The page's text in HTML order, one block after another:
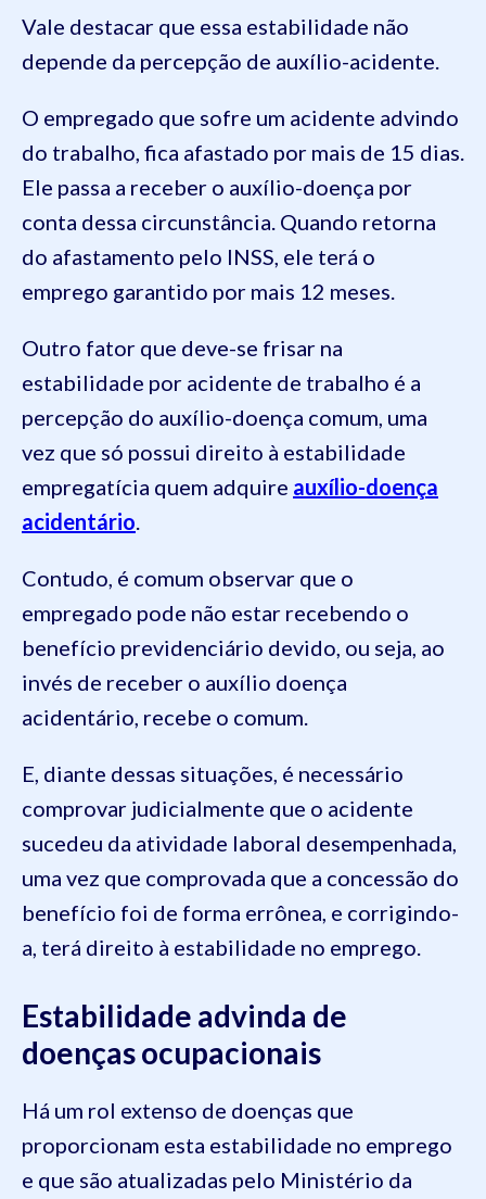
Vale destacar que essa estabilidade não
depende da percepção de auxílio-acidente.
O empregado que sofre um acidente advindo
do trabalho, fica afastado por mais de 15 dias.
Ele passa a receber o auxílio-doença por
conta dessa circunstância. Quando retorna
do afastamento pelo INSS, ele terá o
emprego garantido por mais 12 meses.
Outro fator que deve-se frisar na
estabilidade por acidente de trabalho é a
percepção do auxílio-doença comum, uma
vez que só possui direito à estabilidade
empregatícia quem adquire auxílio-doença
acidentário
Contudo, é comum observar que o
empregado pode não estar recebendo o
benefício previdenciário devido, ou seja, ao
invés de receber o auxílio doença
acidentário, recebe o comum.
E, diante dessas situações, é necessário
comprovar judicialmente que o acidente
sucedeu da atividade laboral desempenhada,
uma vez que comprovada que a concessão do
benefício foi de forma errônea, e corrigindo-
a, terá direito à estabilidade no emprego.
Estabilidade advinda de
doenças ocupacionais
Há um rol extenso de doenças que
proporcionam esta estabilidade no emprego
e que são atualizadas pelo Ministério da